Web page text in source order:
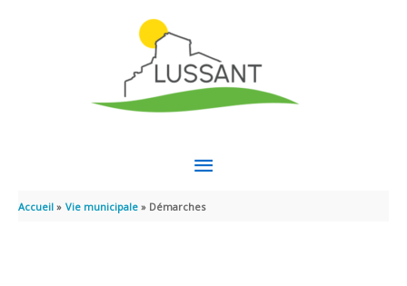
MENU
PRINCIPAL
Accueil Vie municipale Démarches